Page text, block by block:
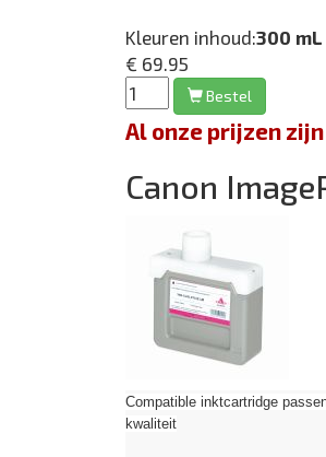
Kleuren inhoud:300 mL
€ 69.95
Bestel
Al onze prijzen
Canon
Compatible inktcartridge
kwaliteit